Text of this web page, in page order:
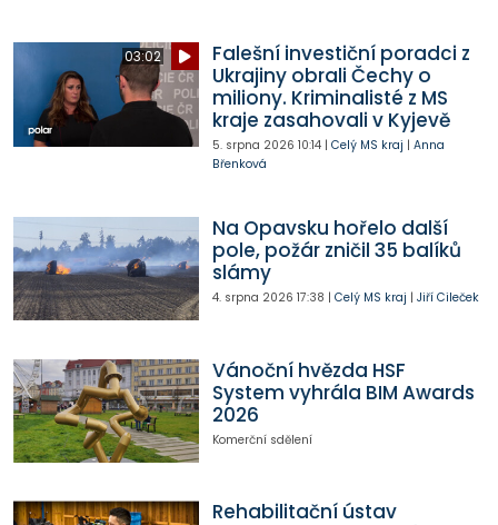
03:02
Falešní investiční poradci z
Ukrajiny obrali Čechy o
miliony. Kriminalisté z MS
kraje zasahovali v Kyjevě
5. srpna 2026 10:14| Celý MS kraj | Anna
Břenková
Na Opavsku hořelo další
pole, požár zničil 35 balíků
slámy
4. srpna 2026 17:38 | Celý MS kraj | Jiří Cileček
Vánoční hvězda HSF
System vyhrála BIM Awards
2026
Komerční sdělení
Rehabilitační ústav